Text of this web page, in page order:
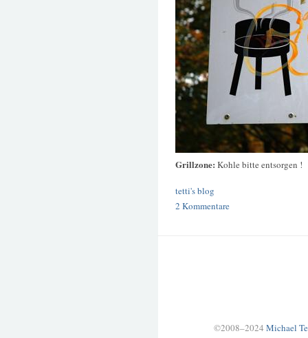
Grillzone: Kohle bitte entsorgen !
tetti's blog
2 Kommentare
©2008–2024 Michael